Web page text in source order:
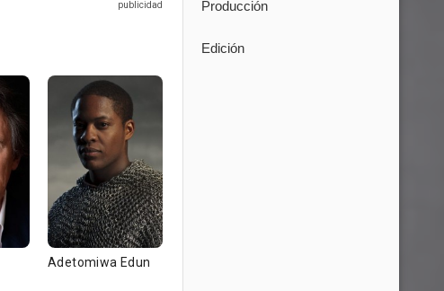
Adetomiwa Edun
Producción
Edición